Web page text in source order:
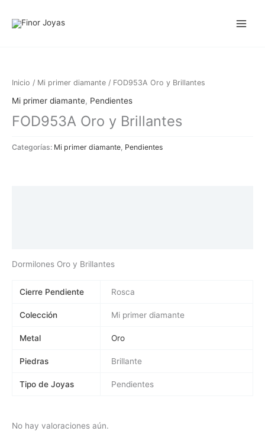
Inicio / Mi primer diamante / FOD953A Oro y Brillantes
Mi primer diamante, Pendientes
FOD953A Oro y Brillantes
Categorías: Mi primer diamante Pendientes
Dormilones Oro y Brillantes
Cierre Pendiente Rosca
Colección Mi primer diamante
Metal Oro
Piedras Brillante
Tipo de Joyas Pendientes
No hay valoraciones aún.